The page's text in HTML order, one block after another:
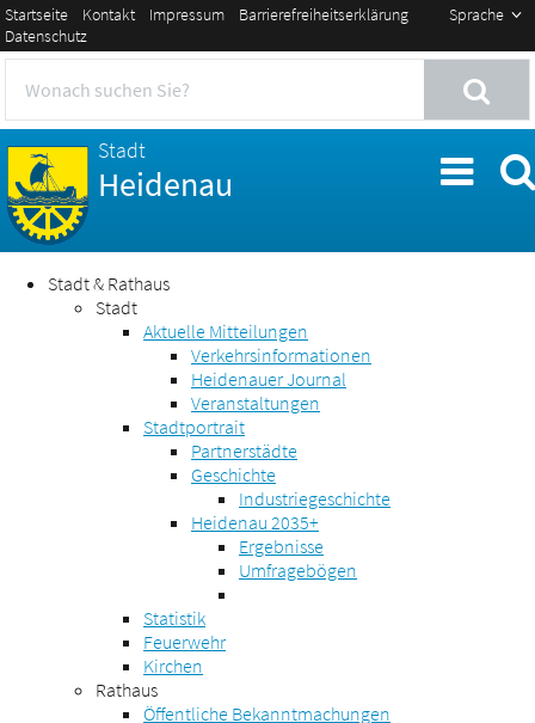
Sprache
Startseite Kontakt Impressum
Barrierefreiheitserklärung
Datenschutz
Stadt
Heidenau
Stadt & Rathaus
Stadt
Aktuelle Mitteilungen
Verkehrsinformationen
Heidenauer Journal
Veranstaltungen
Stadtportrait
Partnerstädte
Geschichte
Industriegeschichte
Heidenau 2035+
Ergebnisse
Umfragebögen
Statistik
Feuerwehr
Kirchen
Rathaus
Öffentliche Bekanntmachungen